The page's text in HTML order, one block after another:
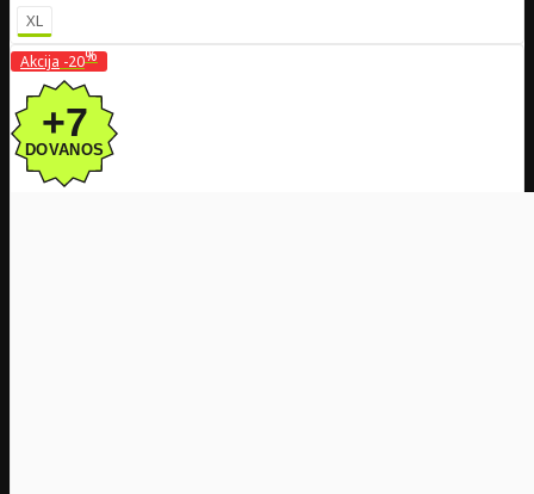
XL
Akcija -20%